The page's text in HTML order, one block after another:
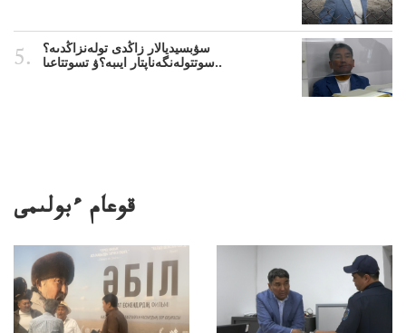
سۋبسيديالار زاڭدى تولەنزاڭدىە؟
سوتتولەنگەناپتار ايىبە؟ۋ تسوتتاعىا..
قوعام ءبولىمى